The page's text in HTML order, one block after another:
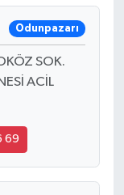
Odunpazarı
SOK.
ACİL
69